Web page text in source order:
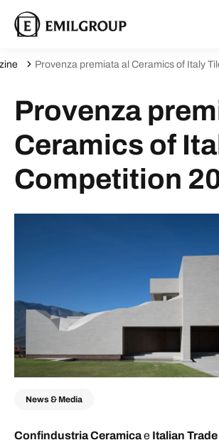
Provenza premiata al Ceramics of Italy
Provenza
Ceramics of
Competition
News & Media
Confindustria Ceramicae Italian